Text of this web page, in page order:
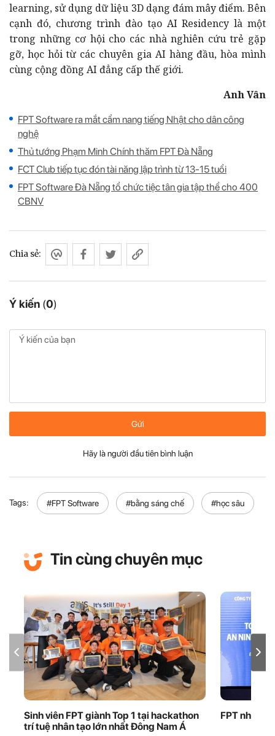
learning, sử dụng dữ liệu 3D dạng đám mây điểm. Bên
cạnh đó, chương trình đào tạo AI Residency là một
trong những cơ hội cho các nhà nghiên cứu trẻ gặp
gỡ, học hỏi từ các chuyên gia AI hàng đầu, hòa mình
cùng cộng đồng AI đẳng cấp thế giới.
Anh Vân
FPT Software ra mắt cẩm nang tiếng Nhật cho dân công
nghệ
Thủ tướng Phạm Minh Chính thăm FPT Đà Nẵng
FCT Club tiếp tục đón tài năng lập trình từ 13-15 tuổi
FPT Software Đà Nẵng tổ chức tiệc tân gia tập thể cho 400
CBNV
Ý kiến (0)
Chia sẻ:
Gửi
Hãy là người đầu tiên bình luận
Tags: #FPT Software #bằng sáng chế #học sâu
Tin cùng chuyên mục
Sinh viên FPT giành Top 1 tại hackathon
trí tuệ nhân tạo lớn nhất Đông Nam Á
FPT nhận